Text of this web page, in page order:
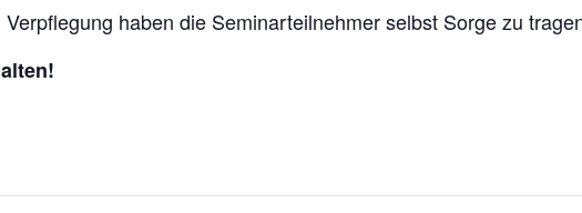
haben die Seminarteilnehmer selbst Sorge zu